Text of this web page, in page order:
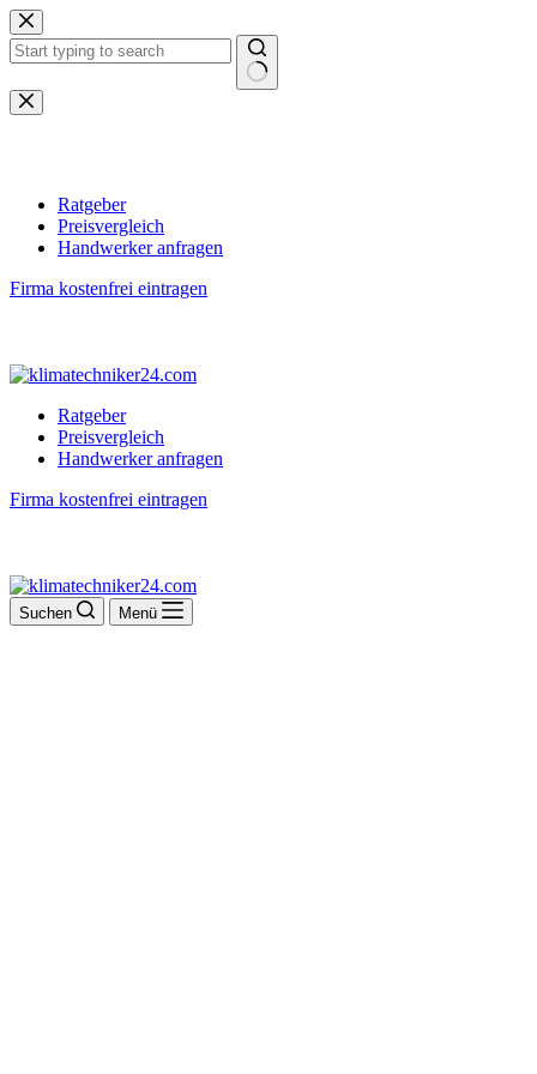
Zum
Inhalt
springen
Keine
Ergebnisse
Ratgeber
Preisvergleich
Handwerker anfragen
Firma kostenfrei eintragen
Ratgeber
Preisvergleich
Handwerker anfragen
Firma kostenfrei eintragen
Suchen Menü